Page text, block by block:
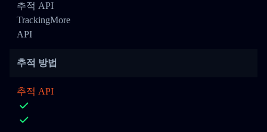
추적 API
TrackingMore
API
추적 방법
추적 API